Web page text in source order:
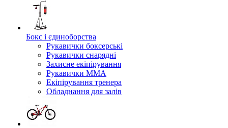
Бокс і єдиноборства
Рукавички боксерські
Рукавички снарядні
Захисне екіпірування
Рукавички ММА
Екіпірування тренера
Обладнання для залів